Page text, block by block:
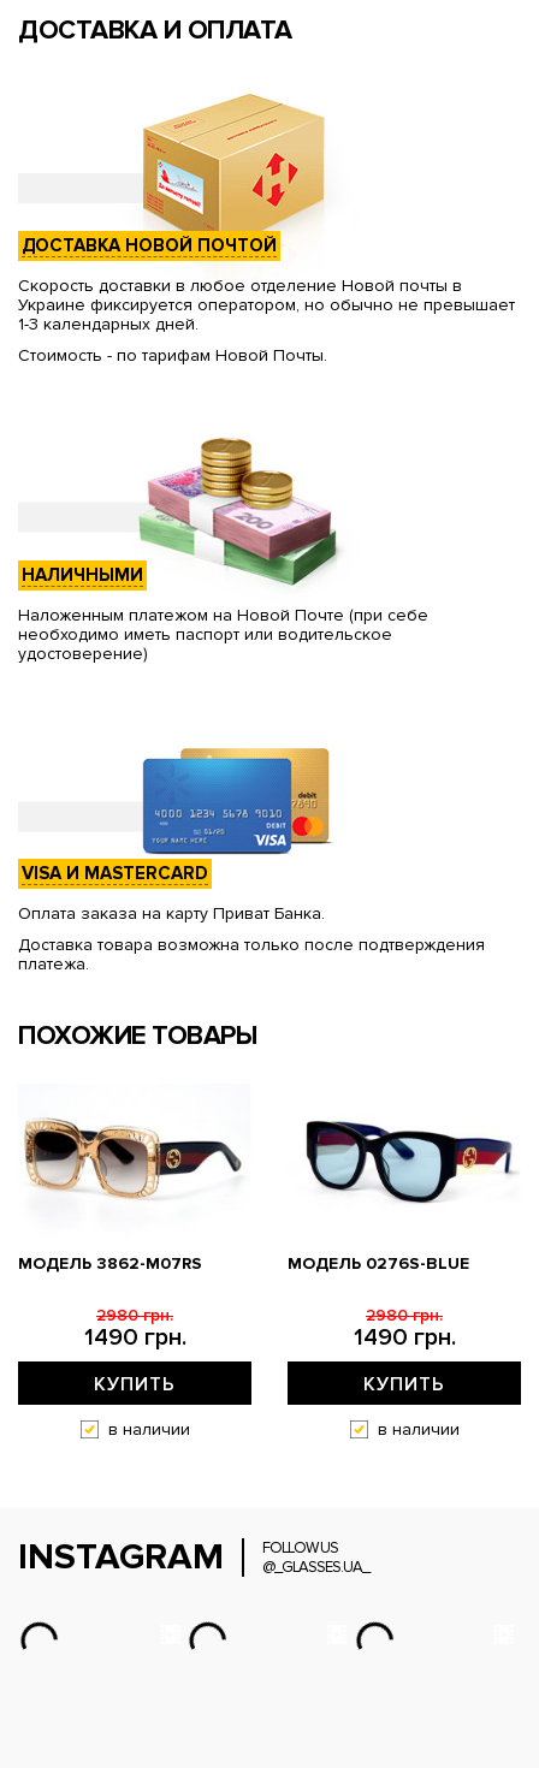
ДОСТАВКА И ОПЛАТА
ДОСТАВКА НОВОЙ ПОЧТОЙ
Скорость доставки в любое отделение Новой почты в
Украине фиксируется оператором, но обычно не превышает
1-3 календарных дней.
Стоимость - по тарифам Новой Почты.
НАЛИЧНЫМИ
Наложенным платежом на Новой Почте (при себе
необходимо иметь паспорт или водительское
удостоверение)
VISA И MASTERCARD
Оплата заказа на карту Приват Банка.
Доставка товара возможна только после подтверждения
платежа.
ПОХОЖИЕ ТОВАРЫ
МОДЕЛЬ 3862-M07RS
1490 грн.
2980 грн.
КУПИТЬ
в наличии
МОДЕЛЬ 0276S-BLUE
1490 грн.
2980 грн.
КУПИТЬ
в наличии
INSTAGRAM
FOLLOW US
@_GLASSES.UA_